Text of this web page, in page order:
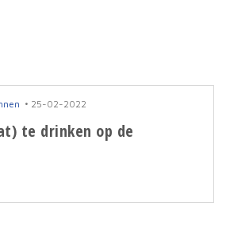
25-02-2022
te drinken op de